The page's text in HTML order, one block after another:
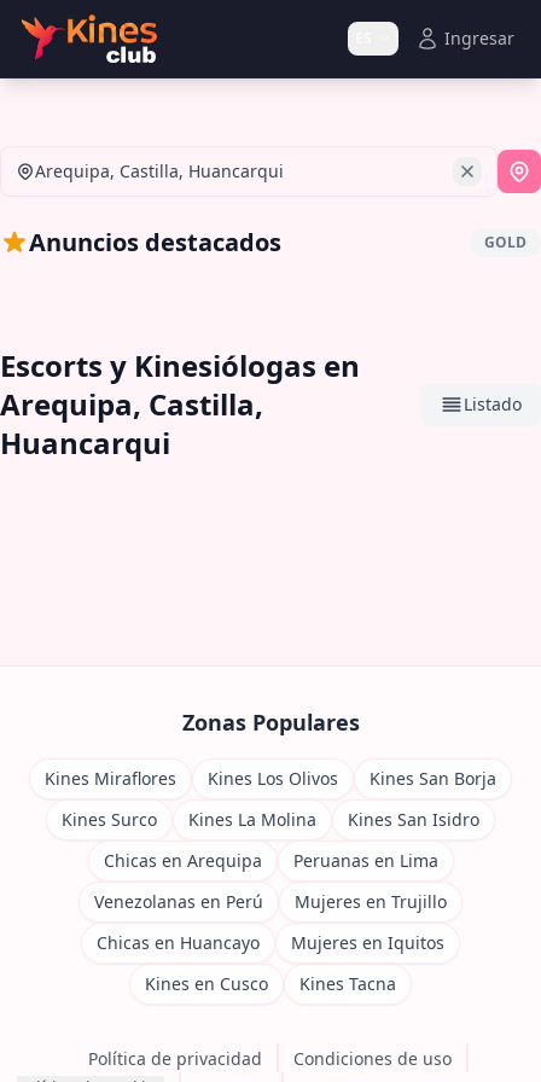
Ingresar
Arequipa, Castilla, Huancarqui
Anuncios destacados GOLD
Escorts y Kinesiólogas en
Arequipa, Castilla,
Huancarqui
Listado
Zonas Populares
Kines Miraflores Kines Los Olivos
Kines San Borja
Kines Surco
Kines La Molina
Kines San Isidro
Chicas en Arequipa
Peruanas en Lima
Venezolanas en Perú
Mujeres en Trujillo
Chicas en Huancayo
Mujeres en Iquitos
Kines en Cusco
Kines Tacna
Política de privacidad
Condiciones de uso